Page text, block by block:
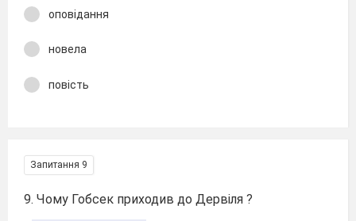
оповідання
новела
повість
Запитання 9
9. Чому Гобсек приходив до Дервіля ?